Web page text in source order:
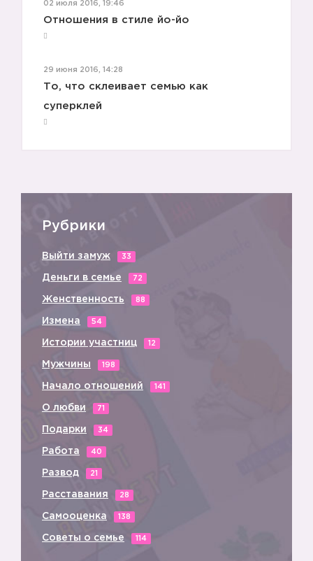
02 июля 2016, 19:46
Отношения в стиле йо-йо
29 июня 2016, 14:28
То, что склеивает семью как
суперклей
Рубрики
Выйти замуж 33
Деньги в семье 72
Женственность 88
Измена 54
Истории участниц 12
Мужчины 198
Начало отношений 141
О любви 71
Подарки 34
Работа 40
Развод 21
Расставания 28
Самооценка 138
Советы о семье 114